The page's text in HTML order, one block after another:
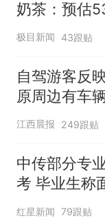
奶茶：预估
实际耗时92
极目新闻 43跟贴
自驾游客反
原周边有车
修理店铺换
元，官方发
江西晨报 249跟贴
中传部分专
考 毕业生称
“如何策划晚
红星新闻 79跟贴